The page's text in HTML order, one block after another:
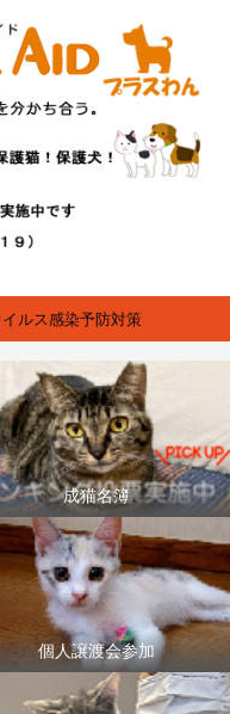
ルス感染予防対策
成猫名簿
個人譲渡会参加